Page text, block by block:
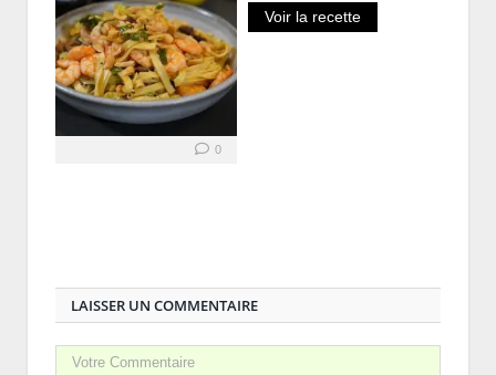
0
Voir la recette
LAISSER UN COMMENTAIRE